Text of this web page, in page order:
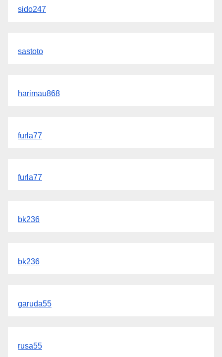
sido247
sastoto
harimau868
furla77
furla77
bk236
bk236
garuda55
rusa55